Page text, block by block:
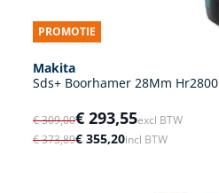
PROMOTIE
Makita
Sds+ Boorhamer 28Mm Hr2800
€ 309,00€ 293,55excl BTW
€ 373,89€ 355,20incl BTW